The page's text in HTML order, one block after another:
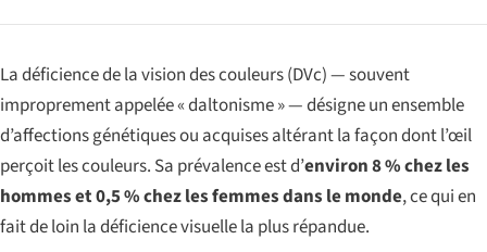
La déficience de la vision des couleurs (DVc) — souvent
improprement appelée « daltonisme » — désigne un ensemble
d’affections génétiques ou acquises altérant la façon dont l’œil
perçoit les couleurs. Sa prévalence est d’environ 8 % chez les
hommes et 0,5 % chez les femmes dans le monde, ce qui en
fait de loin la déficience visuelle la plus répandue.